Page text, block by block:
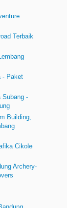
Terbaik
- Paket
Subang -
Building,
Cikole
Archery-